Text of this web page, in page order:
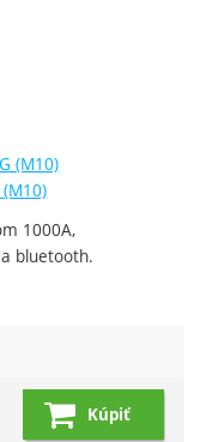
(M10)
1000A,
bluetooth.
Kúpiť